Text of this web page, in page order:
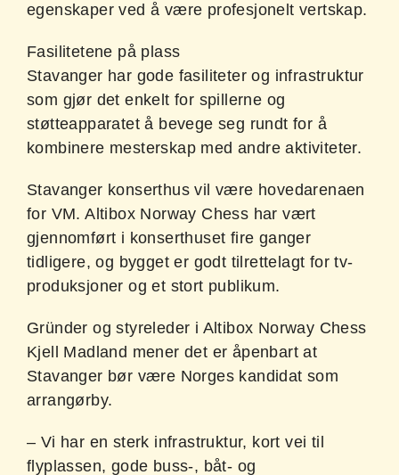
egenskaper ved å være profesjonelt vertskap.
Fasilitetene på plass
Stavanger har gode fasiliteter og infrastruktur
som gjør det enkelt for spillerne og
støtteapparatet å bevege seg rundt for å
kombinere mesterskap med andre aktiviteter.
Stavanger konserthus vil være hovedarenaen
for VM. Altibox Norway Chess har vært
gjennomført i konserthuset fire ganger
tidligere, og bygget er godt tilrettelagt for tv-
produksjoner og et stort publikum.
Gründer og styreleder i Altibox Norway Chess
Kjell Madland mener det er åpenbart at
Stavanger bør være Norges kandidat som
arrangørby.
– Vi har en sterk infrastruktur, kort vei til
flyplassen, gode buss-, båt- og